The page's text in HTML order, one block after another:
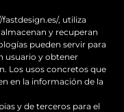
fastdesign.es/, utiliza
y recuperan
pueden servir para
usuario y obtener
Los usos concretos que
en la información de la
y de terceros para el